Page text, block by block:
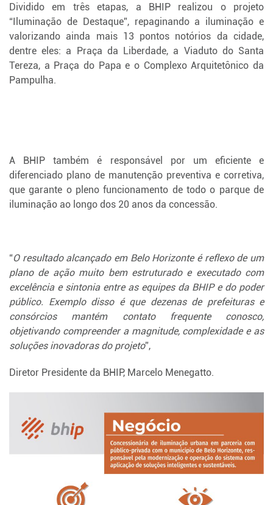
Dividido em três etapas, a BHIP realizou o projeto
“Iluminação de Destaque”, repaginando a iluminação e
valorizando ainda mais 13 pontos notórios da cidade,
dentre eles: a Praça da Liberdade, a Viaduto do Santa
Tereza, a Praça do Papa e o Complexo Arquitetônico da
Pampulha.
A BHIP também é responsável por um eficiente e
diferenciado plano de manutenção preventiva e corretiva,
que garante o pleno funcionamento de todo o parque de
iluminação ao longo dos 20 anos da concessão.
“O resultado alcançado em Belo Horizonte é reflexo de um
plano de ação muito bem estruturado e executado com
excelência e sintonia entre as equipes da BHIP e do poder
público. Exemplo disso é que dezenas de prefeituras e
consórcios mantém contato frequente conosco,
objetivando compreender a magnitude, complexidade e as
soluções inovadoras do projeto”,
Diretor Presidente da BHIP, Marcelo Menegatto.